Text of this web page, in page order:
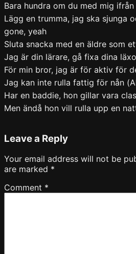
Bara hundra om du med mig
Lägg en trumma, jag ska sjunga
gone, yeah
Sluta snacka med en äldre som
Jag är din lärare, gå fixa dina
För min bror, jag är för aktiv för
Jag kan inte rulla fattig för nån
Har en baddie, hon gillar vara
Men ändå hon vill rulla upp en
Leave a Reply
Your email address will not be
are marked *
Comment *